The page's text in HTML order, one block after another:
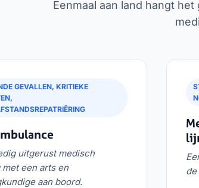
Eenmaal aan land hangt
GEVALLEN, KRITIEKE
uitgerust medisch
een arts en
aan boord.